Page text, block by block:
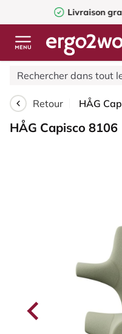
Livraison
Retour
HÅG Capisco 8106